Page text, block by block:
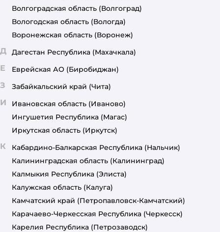
Волгоградская область (Волгоград)
Вологодская область (Вологда)
Воронежская область (Воронеж)
Д Дагестан Республика (Махачкала)
Е Еврейская АО (Биробиджан)
З Забайкальский край (Чита)
И Ивановская область (Иваново)
Ингушетия Республика (Магас)
Иркутская область (Иркутск)
К Кабардино-Балкарская Республика (Нальчик)
Калининградская область (Калининград)
Калмыкия Республика (Элиста)
Калужская область (Калуга)
Камчатский край (Петропавловск-Камчатский)
Карачаево-Черкесская Республика (Черкесск)
Карелия Республика (Петрозаводск)